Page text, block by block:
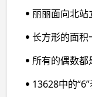
丽丽面向北站立，向右转40°后所面对的方向是（）；丁丁面向
长方形的面积
所有的偶数都
13628中的“6”表示（